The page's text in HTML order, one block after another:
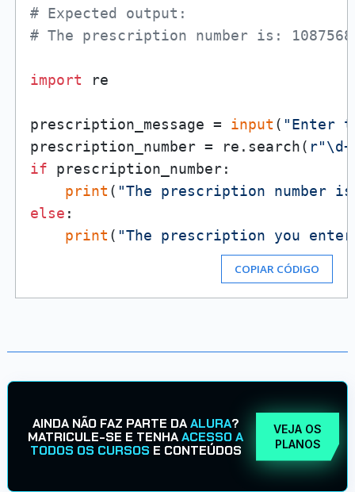
# Expected output:
# The prescription number is: 1087568
import re
prescription_message = input ( "Enter
prescription_number = re.search(
if prescription_number:
print ( "The prescription number
else :
print ( "The prescription you
COPIAR CÓDIGO
AINDA NÃO FAZ PARTE DAALURA?
MATRICULE-SE E TENHAACESSO A
TODOS OS CURSOS E CONTEÚDOS
VEJA OS
PLANOS